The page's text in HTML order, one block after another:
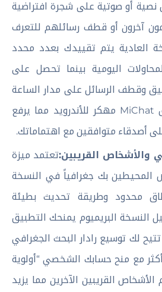
نصية أو صوتية على شجرة افتراضية
آخرون أو قطف رسائلهم للتعرف
العادية يتم تقييدك بعدد محدد
اليومية بينما تحصل على
وقطف الرسائل على مدار الساعة
عند تحميل تطبيق MiChat مهكر للأندرويد مما يرفع
أصدقاء متوافقين مع اهتماماتك.
والأشخاص القريبين:تعتمد ميزة
المحيطين بك جغرافياً في النسخة
محدود وطريقة تحديث بطيئة
النسخة البريميوم يمنحك التطبيق
لك توسيع رادار البحث الجغرافي
مع منح حسابك الشخصي “أولوية
القريبين الآخرين مما يزيد